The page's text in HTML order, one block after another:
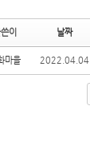
이 날짜
마을 2022.04.04